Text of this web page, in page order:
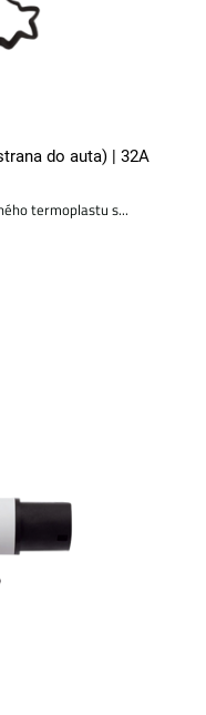
do auta) | 32A
termoplastu s...